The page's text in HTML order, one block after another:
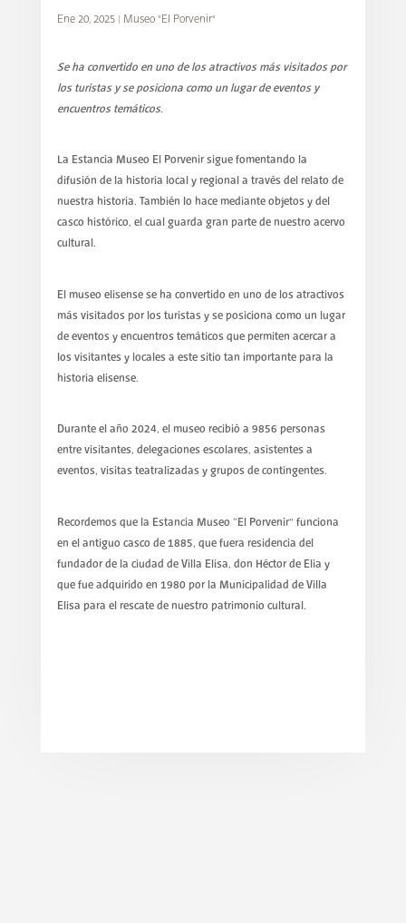
Ene 20, 2025| Museo "El Porvenir"
Se ha convertido en uno de los atractivos más visitados por
los turistas y se posiciona como un lugar de eventos y
encuentros temáticos.
La Estancia Museo El Porvenir sigue fomentando la
difusión de la historia local y regional a través del relato de
nuestra historia. También lo hace mediante objetos y del
casco histórico, el cual guarda gran parte de nuestro acervo
cultural.
El museo elisense se ha convertido en uno de los atractivos
más visitados por los turistas y se posiciona como un lugar
de eventos y encuentros temáticos que permiten acercar a
los visitantes y locales a este sitio tan importante para la
historia elisense.
Durante el año 2024, el museo recibió a 9856 personas
entre visitantes, delegaciones escolares, asistentes a
eventos, visitas teatralizadas y grupos de contingentes.
Recordemos que la Estancia Museo “El Porvenir” funciona
en el antiguo casco de 1885, que fuera residencia del
fundador de la ciudad de Villa Elisa, don Héctor de Elia y
que fue adquirido en 1980 por la Municipalidad de Villa
Elisa para el rescate de nuestro patrimonio cultural.